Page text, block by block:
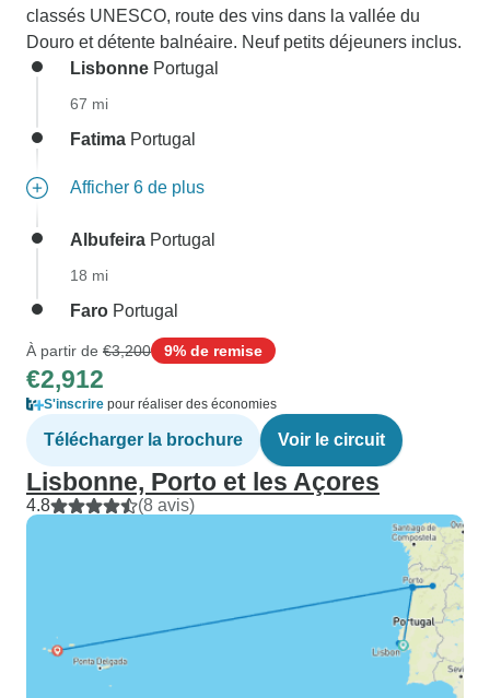
classés UNESCO, route des vins dans la vallée du
Douro et détente balnéaire. Neuf petits déjeuners inclus.
Lisbonne Portugal
67 mi
Fatima Portugal
Afficher 6 de plus
Albufeira Portugal
18 mi
Faro Portugal
À partir de €3,200 9% de remise
€2,912
S'inscrire pour réaliser des économies
Télécharger la brochure Voir le circuit
Lisbonne, Porto et les Açores
4.8 (8 avis)